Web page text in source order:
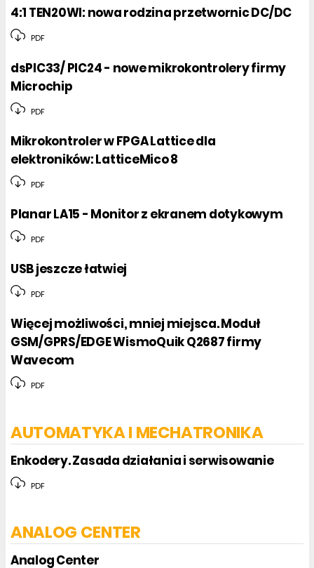
4:1 TEN20WI: nowa rodzina przetwornic DC/DC
PDF
dsPIC33/ PIC24 - nowe mikrokontrolery firmy
Microchip
PDF
Mikrokontroler w FPGA Lattice dla
elektroników: LatticeMico 8
PDF
Planar LA15 - Monitor z ekranem dotykowym
PDF
USB jeszcze łatwiej
PDF
Więcej możliwości, mniej miejsca. Moduł
GSM/GPRS/EDGE WismoQuik Q2687 firmy
Wavecom
PDF
AUTOMATYKA I MECHATRONIKA
Enkodery. Zasada działania i serwisowanie
PDF
ANALOG CENTER
Analog Center